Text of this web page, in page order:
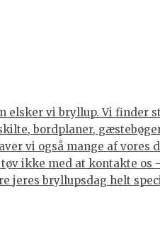
elsker vi bryllup. Vi finder
bordplaner,
vi også mange af
ikke med at kontakte
jeres bryllupsdag helt